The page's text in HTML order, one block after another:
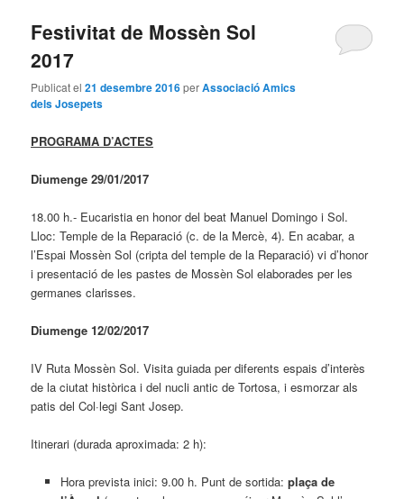
Festivitat de Mossèn Sol
2017
Publicat el21 desembre 2016perAssociació Amics
dels Josepets
PROGRAMA D’ACTES
Diumenge 29/01/2017
18.00 h.- Eucaristia en honor del beat Manuel Domingo i Sol.
Lloc: Temple de la Reparació (c. de la Mercè, 4). En acabar, a
l’Espai Mossèn Sol (cripta del temple de la Reparació) vi d’honor
i presentació de les pastes de Mossèn Sol elaborades per les
germanes clarisses.
Diumenge 12/02/2017
IV Ruta Mossèn Sol. Visita guiada per diferents espais d’interès
de la ciutat històrica i del nucli antic de Tortosa, i esmorzar als
patis del Col·legi Sant Josep.
Itinerari (durada aproximada: 2 h):
Hora prevista inici: 9.00 h. Punt de sortida: plaça de